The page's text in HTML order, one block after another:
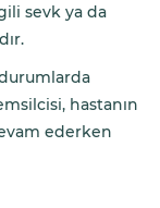
sevk ya da
hastanın
ederken